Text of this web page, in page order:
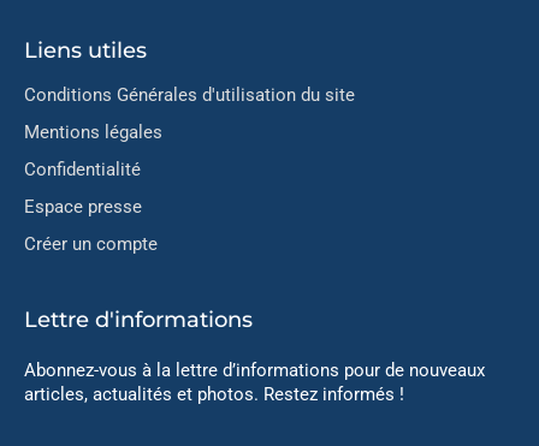
Liens utiles
Conditions Générales d'utilisation du site
Mentions légales
Confidentialité
Espace presse
Créer un compte
Lettre d'informations
Abonnez-vous à la lettre d’informations pour de nouveaux
articles, actualités et photos. Restez informés !